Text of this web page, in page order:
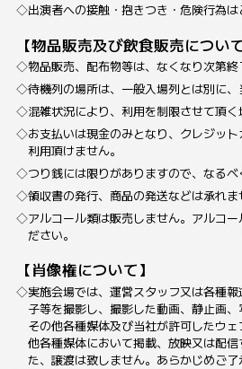
出演者への接触・抱きつき・危険行為は
【物品販売及び飲食販売について
物品販売、配布物等は、なくなり次第終
待機列の場所は、一般入場列とは別に、
混雑状況により、利用を制限させて頂く
お支払いは現金のみとなり、クレジッ
利用頂けません。
つり銭には限りがありますので、なるべ
領収書の発行、商品の発送などは承れま
アルコール類は販売しません。アルコ
ださい。
【肖像権について】
実施会場では、運営スタッフ又は各種
子等を撮影し、撮影した動画、静止画
その他各種媒体及び当社が許可したウ
他各種媒体において掲載、放映又は配
た、譲渡は致しません。あらかじめご了